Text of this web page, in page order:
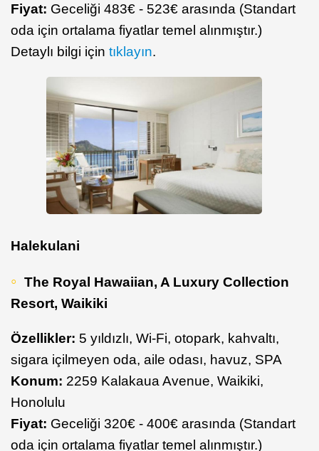
Fiyat: Geceliği 483€ - 523€ arasında (Standart
oda için ortalama fiyatlar temel alınmıştır.)
Detaylı bilgi için tıklayın.
Halekulani
The Royal Hawaiian, A Luxury Collection
Resort, Waikiki
Özellikler: 5 yıldızlı, Wi-Fi, otopark, kahvaltı,
sigara içilmeyen oda, aile odası, havuz, SPA
Konum: 2259 Kalakaua Avenue, Waikiki,
Honolulu
Fiyat: Geceliği 320€ - 400€ arasında (Standart
oda için ortalama fiyatlar temel alınmıştır.)